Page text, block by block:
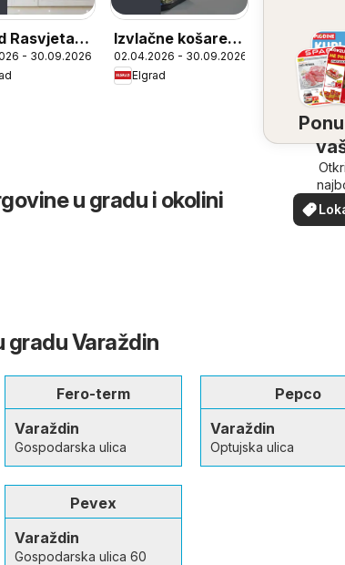
Rasvjeta i
elementi
- 30.09.2026
Izvlačne košare i
prateći program
za kuhanje
02.04.2026 - 30.09.2026
Elgrad
vašoj
u gradu i okolini
gradu Varaždin
Fero-term
Varaždin
Gospodarska ulica
Pepco
Varaždin
Optujska ulica
Pevex
Varaždin
Gospodarska ulica 60